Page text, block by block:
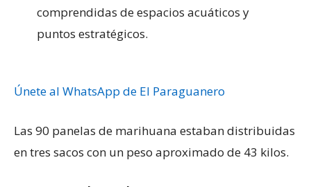
comprendidas de espacios acuáticos y
puntos estratégicos.
Únete al WhatsApp de El Paraguanero
Las 90 panelas de marihuana estaban distribuidas
en tres sacos con un peso aproximado de 43 kilos.